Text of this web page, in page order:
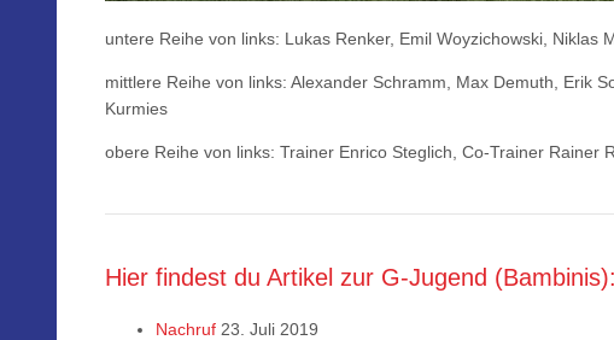
untere Reihe von links: Lukas Renker, Emil Woyzichowski, Niklas
mittlere Reihe von links: Alexander Schramm, Max Demuth, Erik
Kurmies
obere Reihe von links: Trainer Enrico Steglich, Co-Trainer Rainer
Hier findest du Artikel zur G-Jugend (Bambinis):
Nachruf 23. Juli 2019